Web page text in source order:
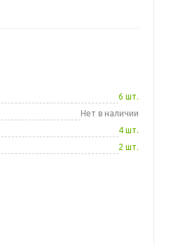
6 шт.
Нет в наличии
4 шт.
2 шт.